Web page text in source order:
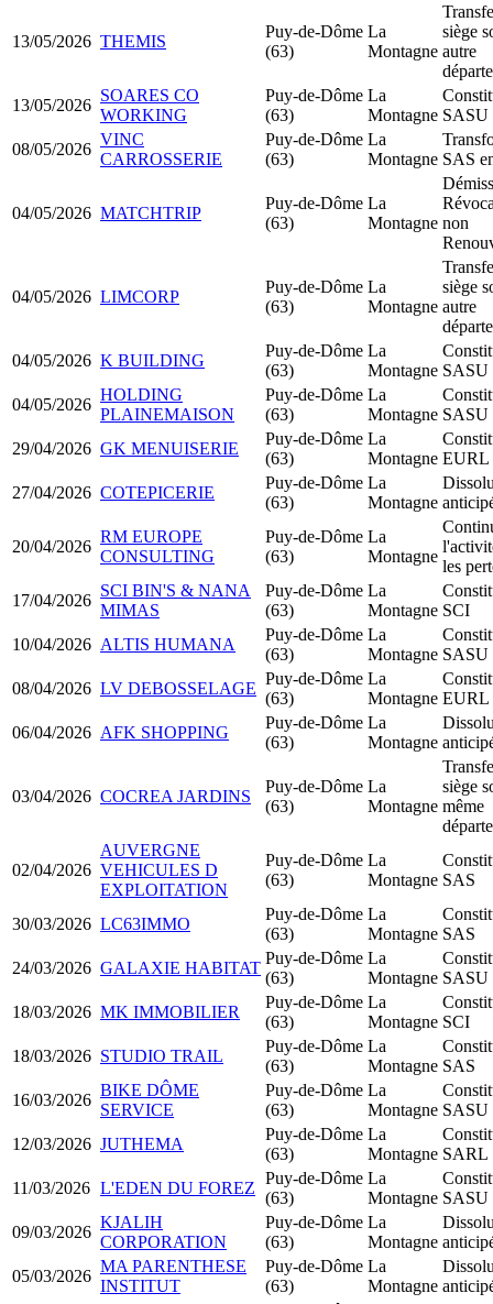
13/05/2026 THEMIS
Puy-de-Dôme
(63)
La
Montagne
siège
autre
13/05/2026
SOARES CO
WORKING
Puy-de-Dôme
(63)
La
Montagne SASU
08/05/2026
VINC
CARROSSERIE
Puy-de-Dôme
(63)
La
Montagne SAS
04/05/2026 MATCHTRIP
Puy-de-Dôme
(63)
La
Montagne non
04/05/2026 LIMCORP
Puy-de-Dôme
(63)
La
Montagne
siège
autre
04/05/2026 K BUILDING
Puy-de-Dôme
(63)
La
Montagne SASU
04/05/2026
HOLDING
PLAINEMAISON
Puy-de-Dôme
(63)
La
Montagne SASU
29/04/2026 GK MENUISERIE
Puy-de-Dôme
(63)
La
Montagne EURL
27/04/2026 COTEPICERIE
Puy-de-Dôme
(63)
La
Montagne
20/04/2026
RM EUROPE
CONSULTING
Puy-de-Dôme
(63)
La
Montagne
les
17/04/2026
SCI BIN'S & NANA
MIMAS
Puy-de-Dôme
(63)
La
Montagne SCI
10/04/2026 ALTIS HUMANA
Puy-de-Dôme
(63)
La
Montagne SASU
08/04/2026 LV DEBOSSELAGE
Puy-de-Dôme
(63)
La
Montagne EURL
06/04/2026 AFK SHOPPING
Puy-de-Dôme
(63)
La
Montagne
03/04/2026 COCREA JARDINS
Puy-de-Dôme
(63)
La
Montagne
siège
même
02/04/2026
AUVERGNE
VEHICULES D
EXPLOITATION
Puy-de-Dôme
(63)
La
Montagne SAS
30/03/2026 LC63IMMO
Puy-de-Dôme
(63)
La
Montagne SAS
24/03/2026 GALAXIE HABITAT
Puy-de-Dôme
(63)
La
Montagne SASU
18/03/2026 MK IMMOBILIER
Puy-de-Dôme
(63)
La
Montagne SCI
18/03/2026 STUDIO TRAIL
Puy-de-Dôme
(63)
La
Montagne SAS
16/03/2026
BIKE DÔME
SERVICE
Puy-de-Dôme
(63)
La
Montagne SASU
12/03/2026 JUTHEMA
Puy-de-Dôme
(63)
La
Montagne SARL
11/03/2026 L'EDEN DU FOREZ
Puy-de-Dôme
(63)
La
Montagne SASU
09/03/2026
KJALIH
CORPORATION
Puy-de-Dôme
(63)
La
Montagne
05/03/2026
MA PARENTHESE
INSTITUT
Puy-de-Dôme
(63)
La
Montagne